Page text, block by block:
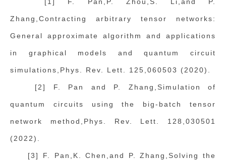
Zhang,Contracting arbitrary tensor networks:
General approximate algorithm and applications
in graphical models and quantum circuit
simulations,Phys. Rev. Lett. 125,060503 (2020).
[2] F. Pan and P. Zhang,Simulation of
quantum circuits using the big-batch tensor
network method,Phys. Rev. Lett. 128,030501
(2022).
[3] F. Pan,K. Chen,and P. Zhang,Solving the